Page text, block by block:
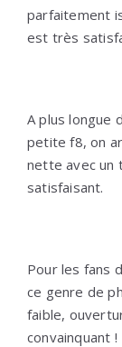
parfaitement
est très
A plus longue
petite f8, on
nette avec un
satisfaisant.
Pour les fans
ce genre de
faible,
convainquant !